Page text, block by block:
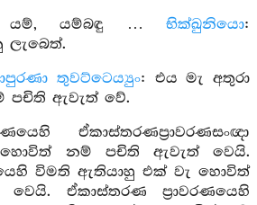
යම්බඳු …භික්ඛුනියො:
තුවට්ටෙය්‍යුං: එය මැ අතුරා
පචිති ඇවැත් වේ.
ඒකාස්තරණප්‍රාවරණසංඥා
නම් පචිති ඇවැත් වෙයි.
විමති ඇතියාහු එක් වැ හොවිත්
ඒකාස්තරණ ප්‍රාවරණයෙහි